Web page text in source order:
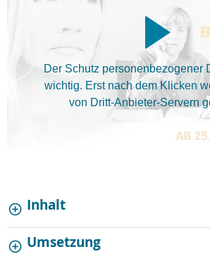
Der Schutz personenbezogener
wichtig. Erst nach dem Klicken
von Dritt-Anbieter-Servern
Inhalt
Umsetzung